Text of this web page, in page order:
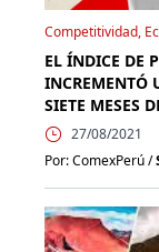
Competitividad,
EL ÍNDICE DE
INCREMENTÓ
SIETE MESES
27/08/2021
Por: ComexPerú /